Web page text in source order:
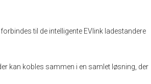
til de intelligente EVlink ladestandere
kan kobles sammen i en samlet løsning, der